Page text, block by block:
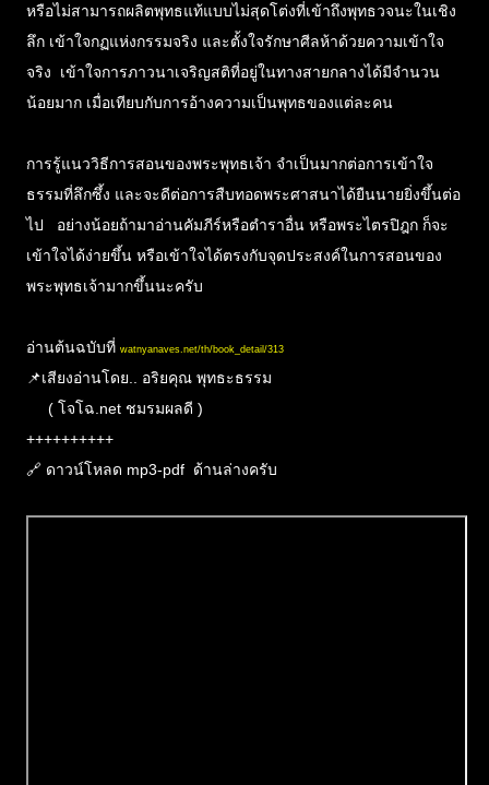
หรือไม่สามารถผลิตพุทธแท้แบบไม่สุดโต่งที่เข้าถึงพุทธวจนะในเชิง
ลึก เข้าใจกฏแห่งกรรมจริง และตั้งใจรักษาศีลห้าด้วยความเข้าใจ
จริง เข้าใจการภาวนาเจริญสติที่อยู่ในทางสายกลางได้มีจำนวน
น้อยมาก เมื่อเทียบกับการอ้างความเป็นพุทธของแต่ละคน
การรู้แนววิธีการสอนของพระพุทธเจ้า จำเป็นมากต่อการเข้าใจ
ธรรมที่ลึกซึ้ง และจะดีต่อการสืบทอดพระศาสนาได้ยืนนายยิ่งขึ้นต่อ
ไป อย่างน้อยถ้ามาอ่านคัมภีร์หรือตำราอื่น หรือพระไตรปิฎก ก็จะ
เข้าใจได้ง่ายขึ้น หรือเข้าใจได้ตรงกับจุดประสงค์ในการสอนของ
พระพุทธเจ้ามากขึ้นนะครับ
อ่านต้นฉบับที่ watnyanaves.net/th/book_detail/313
📌เสียงอ่านโดย.. อริยคุณ พุทธะธรรม
( โจโฉ.net ชมรมผลดี )
++++++++++
🔗 ดาวน์โหลด mp3-pdf ด้านล่างครับ